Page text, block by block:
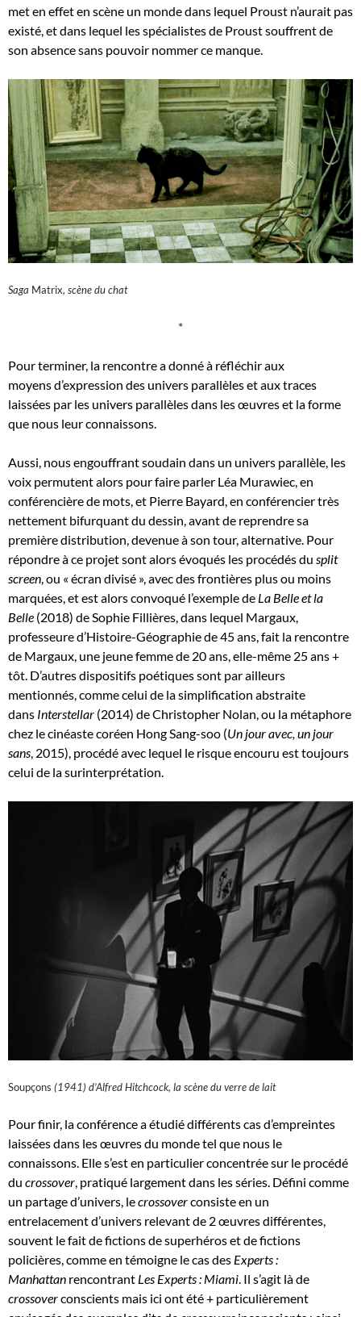
met en effet en scène un monde dans lequel Proust n’aurait pas
existé, et dans lequel les spécialistes de Proust souffrent de
son absence sans pouvoir nommer ce manque.
Saga Matrix, scène du chat
*
Pour terminer, la rencontre a donné à réfléchir aux
moyens d’expression des univers parallèles et aux traces
laissées par les univers parallèles dans les œuvres et la forme
que nous leur connaissons.
Aussi, nous engouffrant soudain dans un univers parallèle, les
voix permutent alors pour faire parler Léa Murawiec, en
conférencière de mots, et Pierre Bayard, en conférencier très
nettement bifurquant du dessin, avant de reprendre sa
première distribution, devenue à son tour, alternative. Pour
répondre à ce projet sont alors évoqués les procédés du split
screen , ou « écran divisé », avec des frontières plus ou moins
marquées, et est alors convoqué l’exemple de La Belle et la
Belle (2018) de Sophie Fillières, dans lequel Margaux,
professeure d’Histoire-Géographie de 45 ans, fait la rencontre
de Margaux, une jeune femme de 20 ans, elle-même 25 ans +
tôt. D’autres dispositifs poétiques sont par ailleurs
mentionnés, comme celui de la simplification abstraite
dans Interstellar (2014) de Christopher Nolan, ou la métaphore
chez le cinéaste coréen Hong Sang-soo (Un jour avec, un jour
sans , 2015), procédé avec lequel le risque encouru est toujours
celui de la surinterprétation.
Soupçons (1941) d’Alfred Hitchcock, la scène du verre de lait
Pour finir, la conférence a étudié différents cas d’empreintes
laissées dans les œuvres du monde tel que nous le
connaissons. Elle s’est en particulier concentrée sur le procédé
du crossover , pratiqué largement dans les séries. Défini comme
un partage d’univers, lecrossoverconsiste en un
entrelacement d’univers relevant de 2 œuvres différentes,
souvent le fait de fictions de superhéros et de fictions
policières, comme en témoigne le cas des Experts :
Manhattan rencontrant Les Experts : Miami . Il s’agit là de
crossoverconscients mais ici ont été + particulièrement